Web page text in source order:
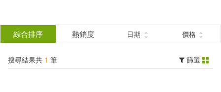
結
分類 (單選)
所有商品(1) 圖書(1)
綜合排序 熱銷度 日期 價格
搜尋結果共 1 筆 篩選